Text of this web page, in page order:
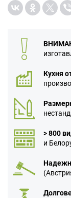
Кухня
> 800
и